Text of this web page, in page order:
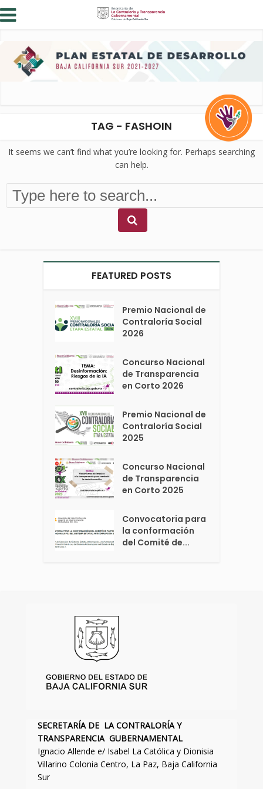
TAG - FASHOIN
It seems we can’t find what you’re looking for. Perhaps searching
can help.
FEATURED POSTS
Premio Nacional de
Contraloría Social
2026
Concurso Nacional
de Transparencia
en Corto 2026
Premio Nacional de
Contraloría Social
2025
Concurso Nacional
de Transparencia
en Corto 2025
Convocatoria para
la conformación
del Comité de...
SECRETARÍA DE LA CONTRALORÍA Y
TRANSPARENCIA GUBERNAMENTAL
Ignacio Allende e/ Isabel La Católica y Dionisia
Villarino Colonia Centro, La Paz, Baja California
Sur